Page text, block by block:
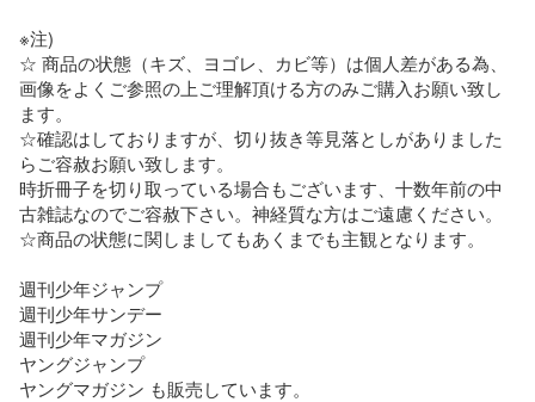
※注)
☆ 商品の状態（キズ、ヨゴレ、カビ等）は個人差がある為、
画像をよくご参照の上ご理解頂ける方のみご購入お願い致し
ます。
☆確認はしておりますが、切り抜き等見落としがありました
らご容赦お願い致します。
時折冊子を切り取っている場合もございます、十数年前の中
古雑誌なのでご容赦下さい。神経質な方はご遠慮ください。
☆商品の状態に関しましてもあくまでも主観となります。
週刊少年ジャンプ
週刊少年サンデー
週刊少年マガジン
ヤングジャンプ
ヤングマガジン も販売しています。